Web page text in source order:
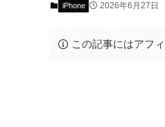
iPhone 2026年6月27日
この記事にはアフ